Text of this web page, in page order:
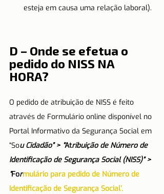
esteja em causa uma relação laboral).
D – Onde se efetua o
pedido do NISS NA
HORA?
O pedido de atribuição de NISS é feito
através de Formulário online disponível no
Portal Informativo da Segurança Social em
“Sou Cidadão” > “Atribuição de Número de
Identificação de Segurança Social (NISS)” >
“Formulário para pedido de Número de
Identificação de Segurança Social’.